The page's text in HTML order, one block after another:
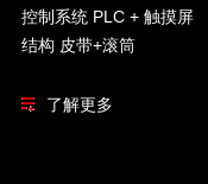
控制系统 PLC + 触摸屏
结构 皮带+滚筒
了解更多